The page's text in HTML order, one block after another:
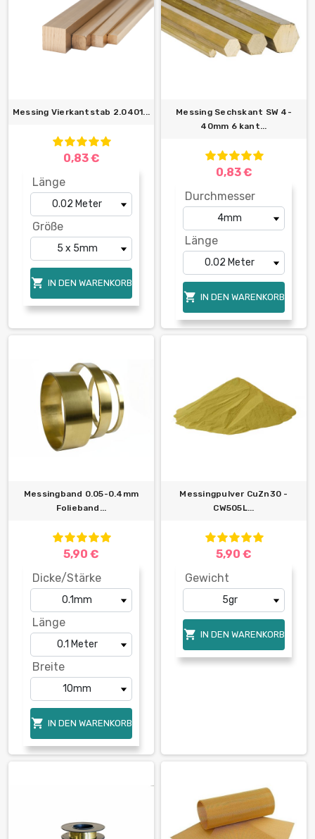
Messing Vierkantstab 2.0401...
0,83 €
Länge
Größe
 IN DEN WARENKORB
Messing Sechskant SW 4-
40mm 6 kant...
0,83 €
Durchmesser
Länge
 IN DEN WARENKORB
Messingband 0.05-0.4mm
Folieband...
5,90 €
Dicke/Stärke
Länge
Breite
 IN DEN WARENKORB
Messingpulver CuZn30 -
CW505L...
5,90 €
Gewicht
 IN DEN WARENKORB